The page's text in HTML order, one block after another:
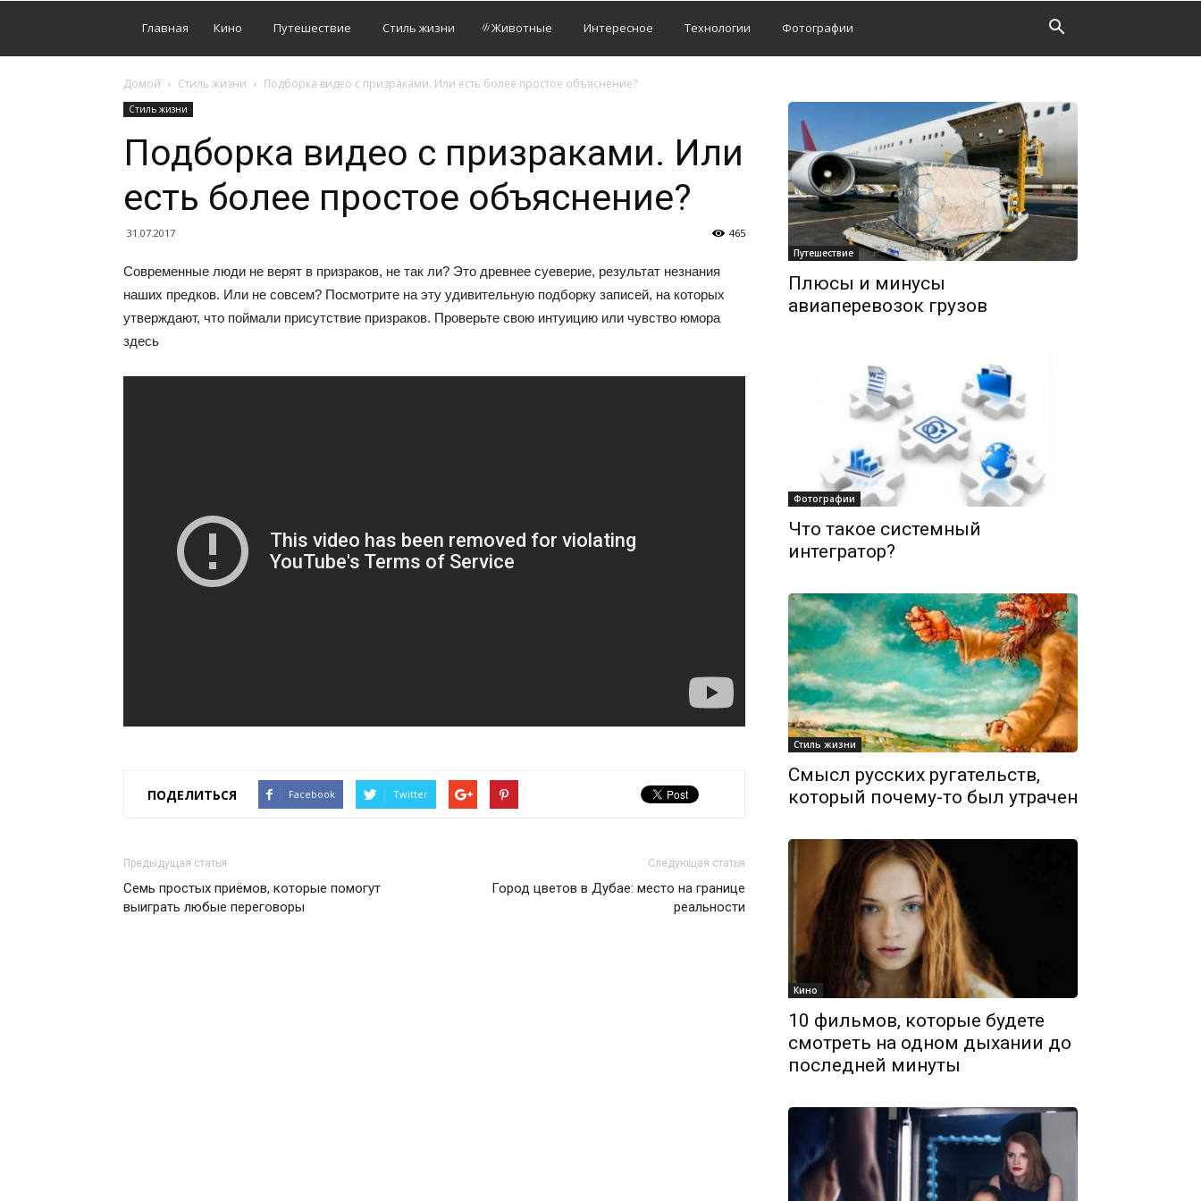
Главная Кино Путешествие Стиль жизни Животные Интересное Технологии Фотографии
Домой Стиль жизни Подборка видео с призраками. Или есть более простое объяснение?
Стиль жизни
Подборка видео с призраками. Или
есть более простое объяснение?
31.07.2017 465
Современные люди не верят в призраков, не так ли? Это древнее суеверие, результат незнания
наших предков. Или не совсем? Посмотрите на эту удивительную подборку записей, на которых
утверждают, что поймали присутствие призраков. Проверьте свою интуицию или чувство юмора
здесь
ПОДЕЛИТЬСЯ Facebook Twitter
Предыдущая статья
Семь простых приёмов, которые помогут
выиграть любые переговоры
Следующая статья
Город цветов в Дубае: место на границе
реальности
Путешествие
Плюсы и минусы
авиаперевозок грузов
Фотографии
Что такое системный
интегратор?
Стиль жизни
Смысл русских ругательств,
который почему-то был утрачен
Кино
10 фильмов, которые будете
смотреть на одном дыхании до
последней минуты